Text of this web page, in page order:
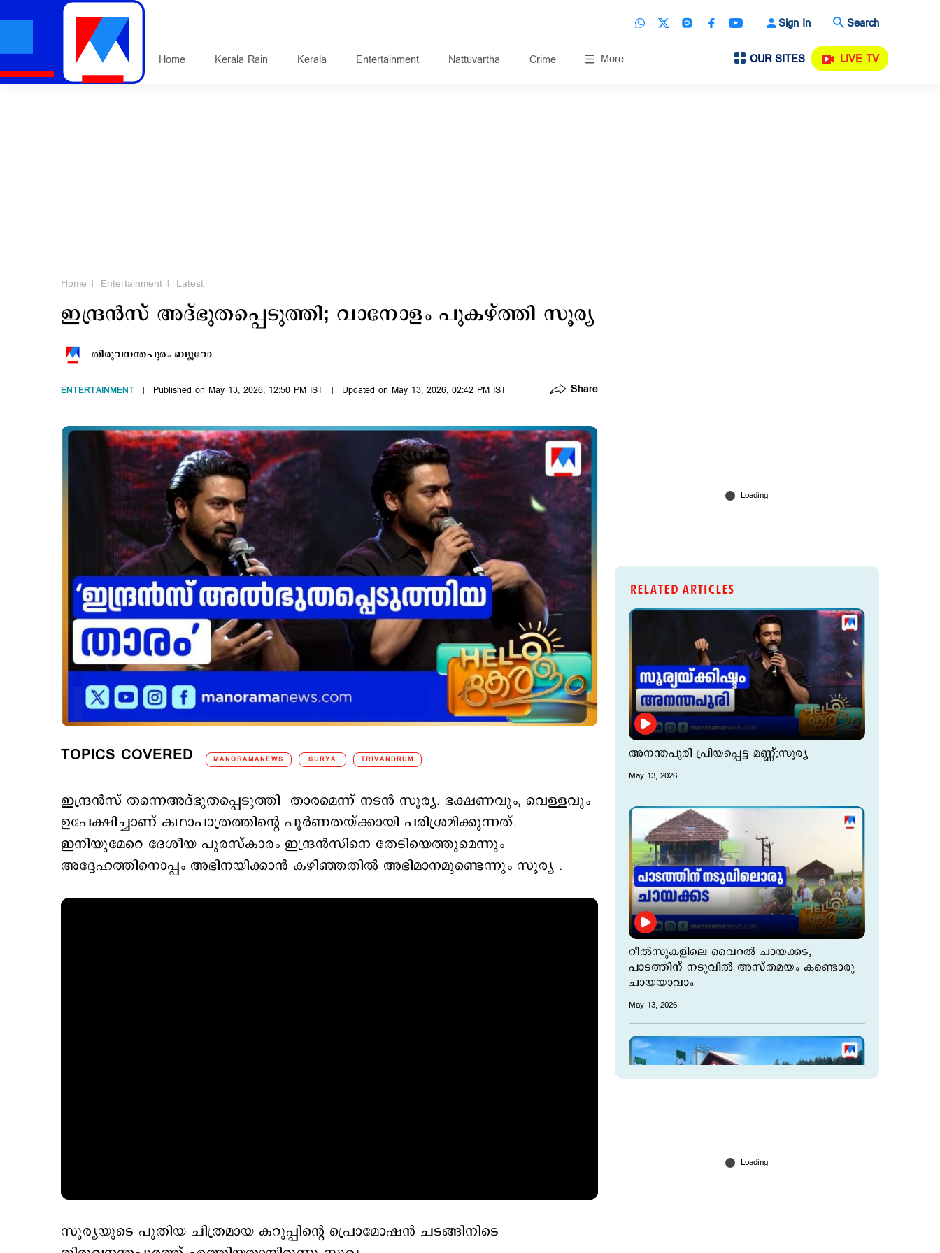
Sign In Search
Home Kerala Rain Kerala Entertainment Nattuvartha Crime More OUR SITES LIVE TV
Home Entertainment Latest
ഇന്ദ്രന്‍സ് അദ്ഭുതപ്പെടുത്തി; വാനോളം പുകഴ്ത്തി സൂര്യ
തിരുവനന്തപുരം ബ്യൂറോ
ENTERTAINMENT Published on May 13, 2026, 12:50 PM IST Updated on May 13, 2026, 02:42 PM IST Share
TOPICS COVERED MANORAMANEWS SURYA TRIVANDRUM
ഇന്ദ്രന്‍സ് തന്നെഅദ്ഭുതപ്പെടുത്തി താരമെന്ന് നടന്‍ സൂര്യ. ഭക്ഷണവും, വെള്ളവും
ഉപേക്ഷിച്ചാണ് കഥാപാത്രത്തിന്‍റെ പൂര്‍ണതയ്ക്കായി പരിശ്രമിക്കുന്നത്.
ഇനിയുമേറെ ദേശീയ പുരസ്കാരം ഇന്ദ്രന്‍സിനെ തേടിയെത്തുമെന്നും
അദ്ദേഹത്തിനൊപ്പം അഭിനയിക്കാന്‍ കഴിഞ്ഞതില്‍ അഭിമാനമുണ്ടെന്നും സൂര്യ .
സൂര്യയുടെ പുതിയ ചിത്രമായ കറുപ്പിന്‍റെ പ്രൊമോഷന്‍ ചടങ്ങിനിടെ
RELATED ARTICLES
അനന്തപുരി പ്രിയപ്പെട്ട മണ്ണ്;സൂര്യ
May 13, 2026
റീല്‍സുകളിലെ വൈറല്‍ ചായക്കട;
പാടത്തിന് നടുവില്‍‌ അസ്തമയം കണ്ടൊരു
ചായയാവാം
May 13, 2026